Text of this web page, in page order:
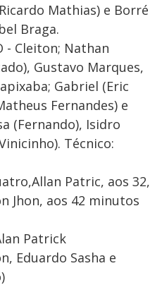
Mathias) e Borré
Braga.
- Cleiton; Nathan
Gustavo Marques,
Gabriel (Eric
Fernandes) e
(Fernando), Isidro
Técnico:
Patric, aos 32,
Jhon, aos 42 minutos
Patrick
Eduardo Sasha e